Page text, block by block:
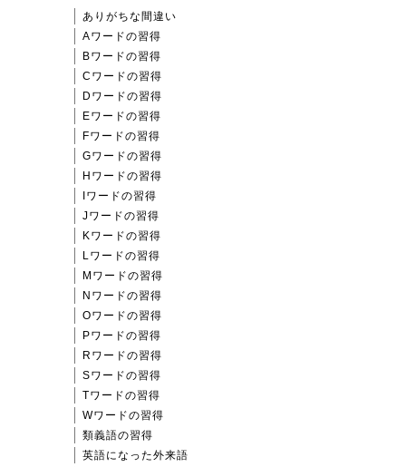
ありがちな間違い
Aワードの習得
Bワードの習得
Cワードの習得
Dワードの習得
Eワードの習得
Fワードの習得
Gワードの習得
Hワードの習得
Iワードの習得
Jワードの習得
Kワードの習得
Lワードの習得
Mワードの習得
Nワードの習得
Oワードの習得
Pワードの習得
Rワードの習得
Sワードの習得
Tワードの習得
Wワードの習得
類義語の習得
英語になった外来語